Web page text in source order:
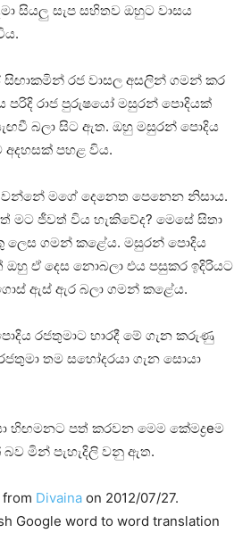
සියලු සැප සහිතව ඔහුට වාසය
රජ වාසල අසලින් ගමන් කර
පරිදි රාජ පුරුෂයෝ මසුරන් පොදියක්‌
බලා සිට ඇත. ඔහු මසුරන් පොදිය
පහළ විය.
වන්නේ මගේ දෙනෙත පෙනෙන නිසාය.
ජීවත් විය හැකිවේද? මෙසේ සිතා
ලෙස ගමන් කළේය. මසුරන් පොදිය
ඒ දෙස නොබලා එය පසුකර ඉදිරියට
ඇස්‌ ඇර බලා ගමන් කළේය.
රජතුමාට භාරදී මේ ගැන කරුණු
තම සහෝදරයා ගැන සොයා
හිඟමනට පත් කරවන මෙම කේමද්‍රeම
මින් පැහැදිලි වනු ඇත.
Divaina on 2012/07/27.
Google word to word translation